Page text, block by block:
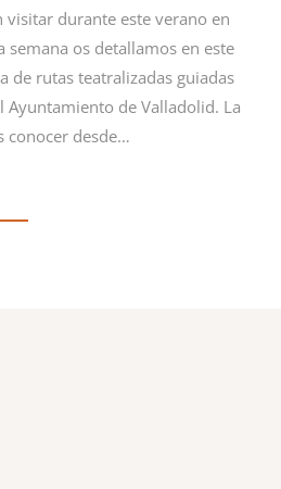
visitar durante este verano en
semana os detallamos en este
de rutas teatralizadas guiadas
Ayuntamiento de Valladolid. La
conocer desde…